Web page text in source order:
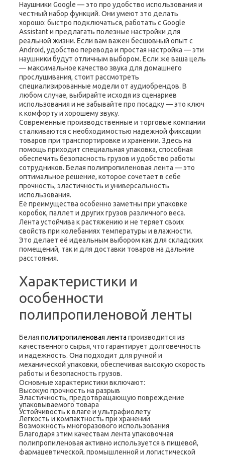
Наушники Google — это про удобство использования и
честный набор функций. Они умеют это делать
хорошо: быстро подключаться, работать с Google
Assistant и предлагать полезные настройки для
реальной жизни. Если вам важен бесшовный опыт с
Android, удобство перевода и простая настройка — эти
наушники будут отличным выбором. Если же ваша цель
— максимальное качество звука для домашнего
прослушивания, стоит рассмотреть
специализированные модели от аудиобрендов. В
любом случае, выбирайте исходя из сценариев
использования и не забывайте про посадку — это ключ
к комфорту и хорошему звуку.
Современные производственные и торговые компании
сталкиваются с необходимостью надежной фиксации
товаров при транспортировке и хранении. Здесь на
помощь приходит специальная упаковка, способная
обеспечить безопасность грузов и удобство работы
сотрудников. Белая полипропиленовая лента — это
оптимальное решение, которое сочетает в себе
прочность, эластичность и универсальность
использования.
Её преимущества особенно заметны при упаковке
коробок, паллет и других грузов различного веса.
Лента устойчива к растяжению и не теряет своих
свойств при колебаниях температуры и влажности.
Это делает её идеальным выбором как для складских
помещений, так и для доставки товаров на дальние
расстояния.
Характеристики и
особенности
полипропиленовой ленты
Белая полипропиленовая лента производится из
качественного сырья, что гарантирует долговечность
и надежность. Она подходит для ручной и
механической упаковки, обеспечивая высокую скорость
работы и безопасность грузов.
Основные характеристики включают:
Высокую прочность на разрыв
Эластичность, предотвращающую повреждение
упаковываемого товара
Устойчивость к влаге и ультрафиолету
Легкость и компактность при хранении
Возможность многоразового использования
Благодаря этим качествам лента упаковочная
полипропиленовая активно используется в пищевой,
фармацевтической, промышленной и логистической